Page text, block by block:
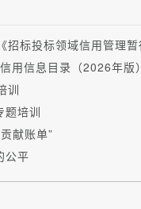
招标投标领域信用管理
用信息目录（2026年版
训
题培训
献账单”
公平